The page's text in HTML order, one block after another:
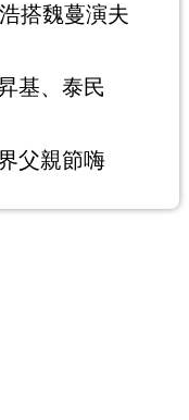
搭魏蔓演夫
基、泰民
父親節嗨